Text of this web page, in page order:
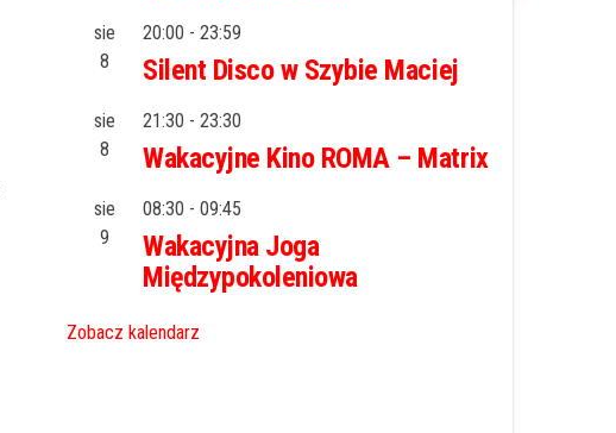
sie
8
20:00 - 23:59
Silent Disco w Szybie Maciej
sie
8
21:30 - 23:30
Wakacyjne Kino ROMA – Matrix
sie
9
08:30 - 09:45
Wakacyjna Joga
Międzypokoleniowa
Zobacz kalendarz